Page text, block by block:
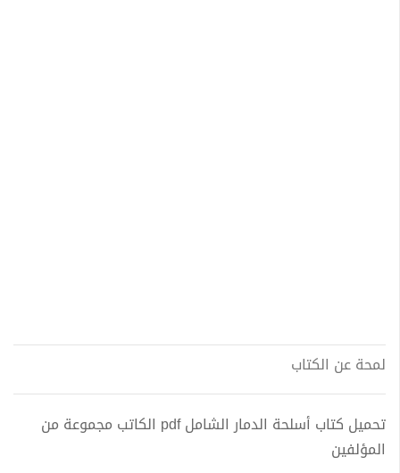
لمحة عن الكتاب
تحميل كتاب أسلحة الدمار الشامل pdf الكاتب مجموعة من
المؤلفين